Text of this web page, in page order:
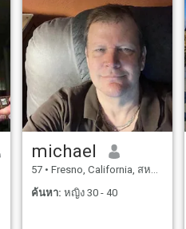
michael
57 • Fresno, California, สหรัฐอเมริกา
ค้นหา: หญิง 30 - 40